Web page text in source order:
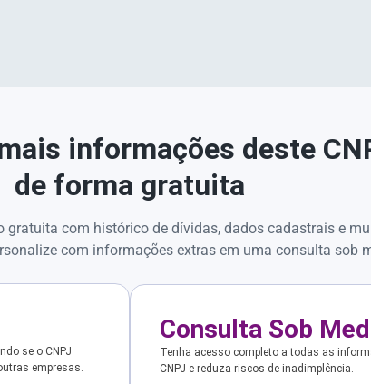
informações deste
de forma gratuita
gratuita com histórico de dívidas, dados cadastrais e
com informações extras em uma consulta sob
se o CNPJ
empresas.
Consulta Sob
Tenha acesso completo a todas as
CNPJ e reduza riscos de inadimplência.